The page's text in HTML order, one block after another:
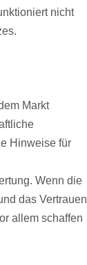
nicht
Markt
Hinweise für
Wenn die
das Vertrauen
allem schaffen